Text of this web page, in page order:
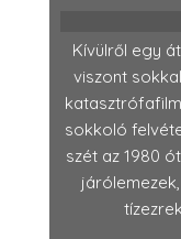
Kívülről egy
viszont
sokkoló
szét az 1980